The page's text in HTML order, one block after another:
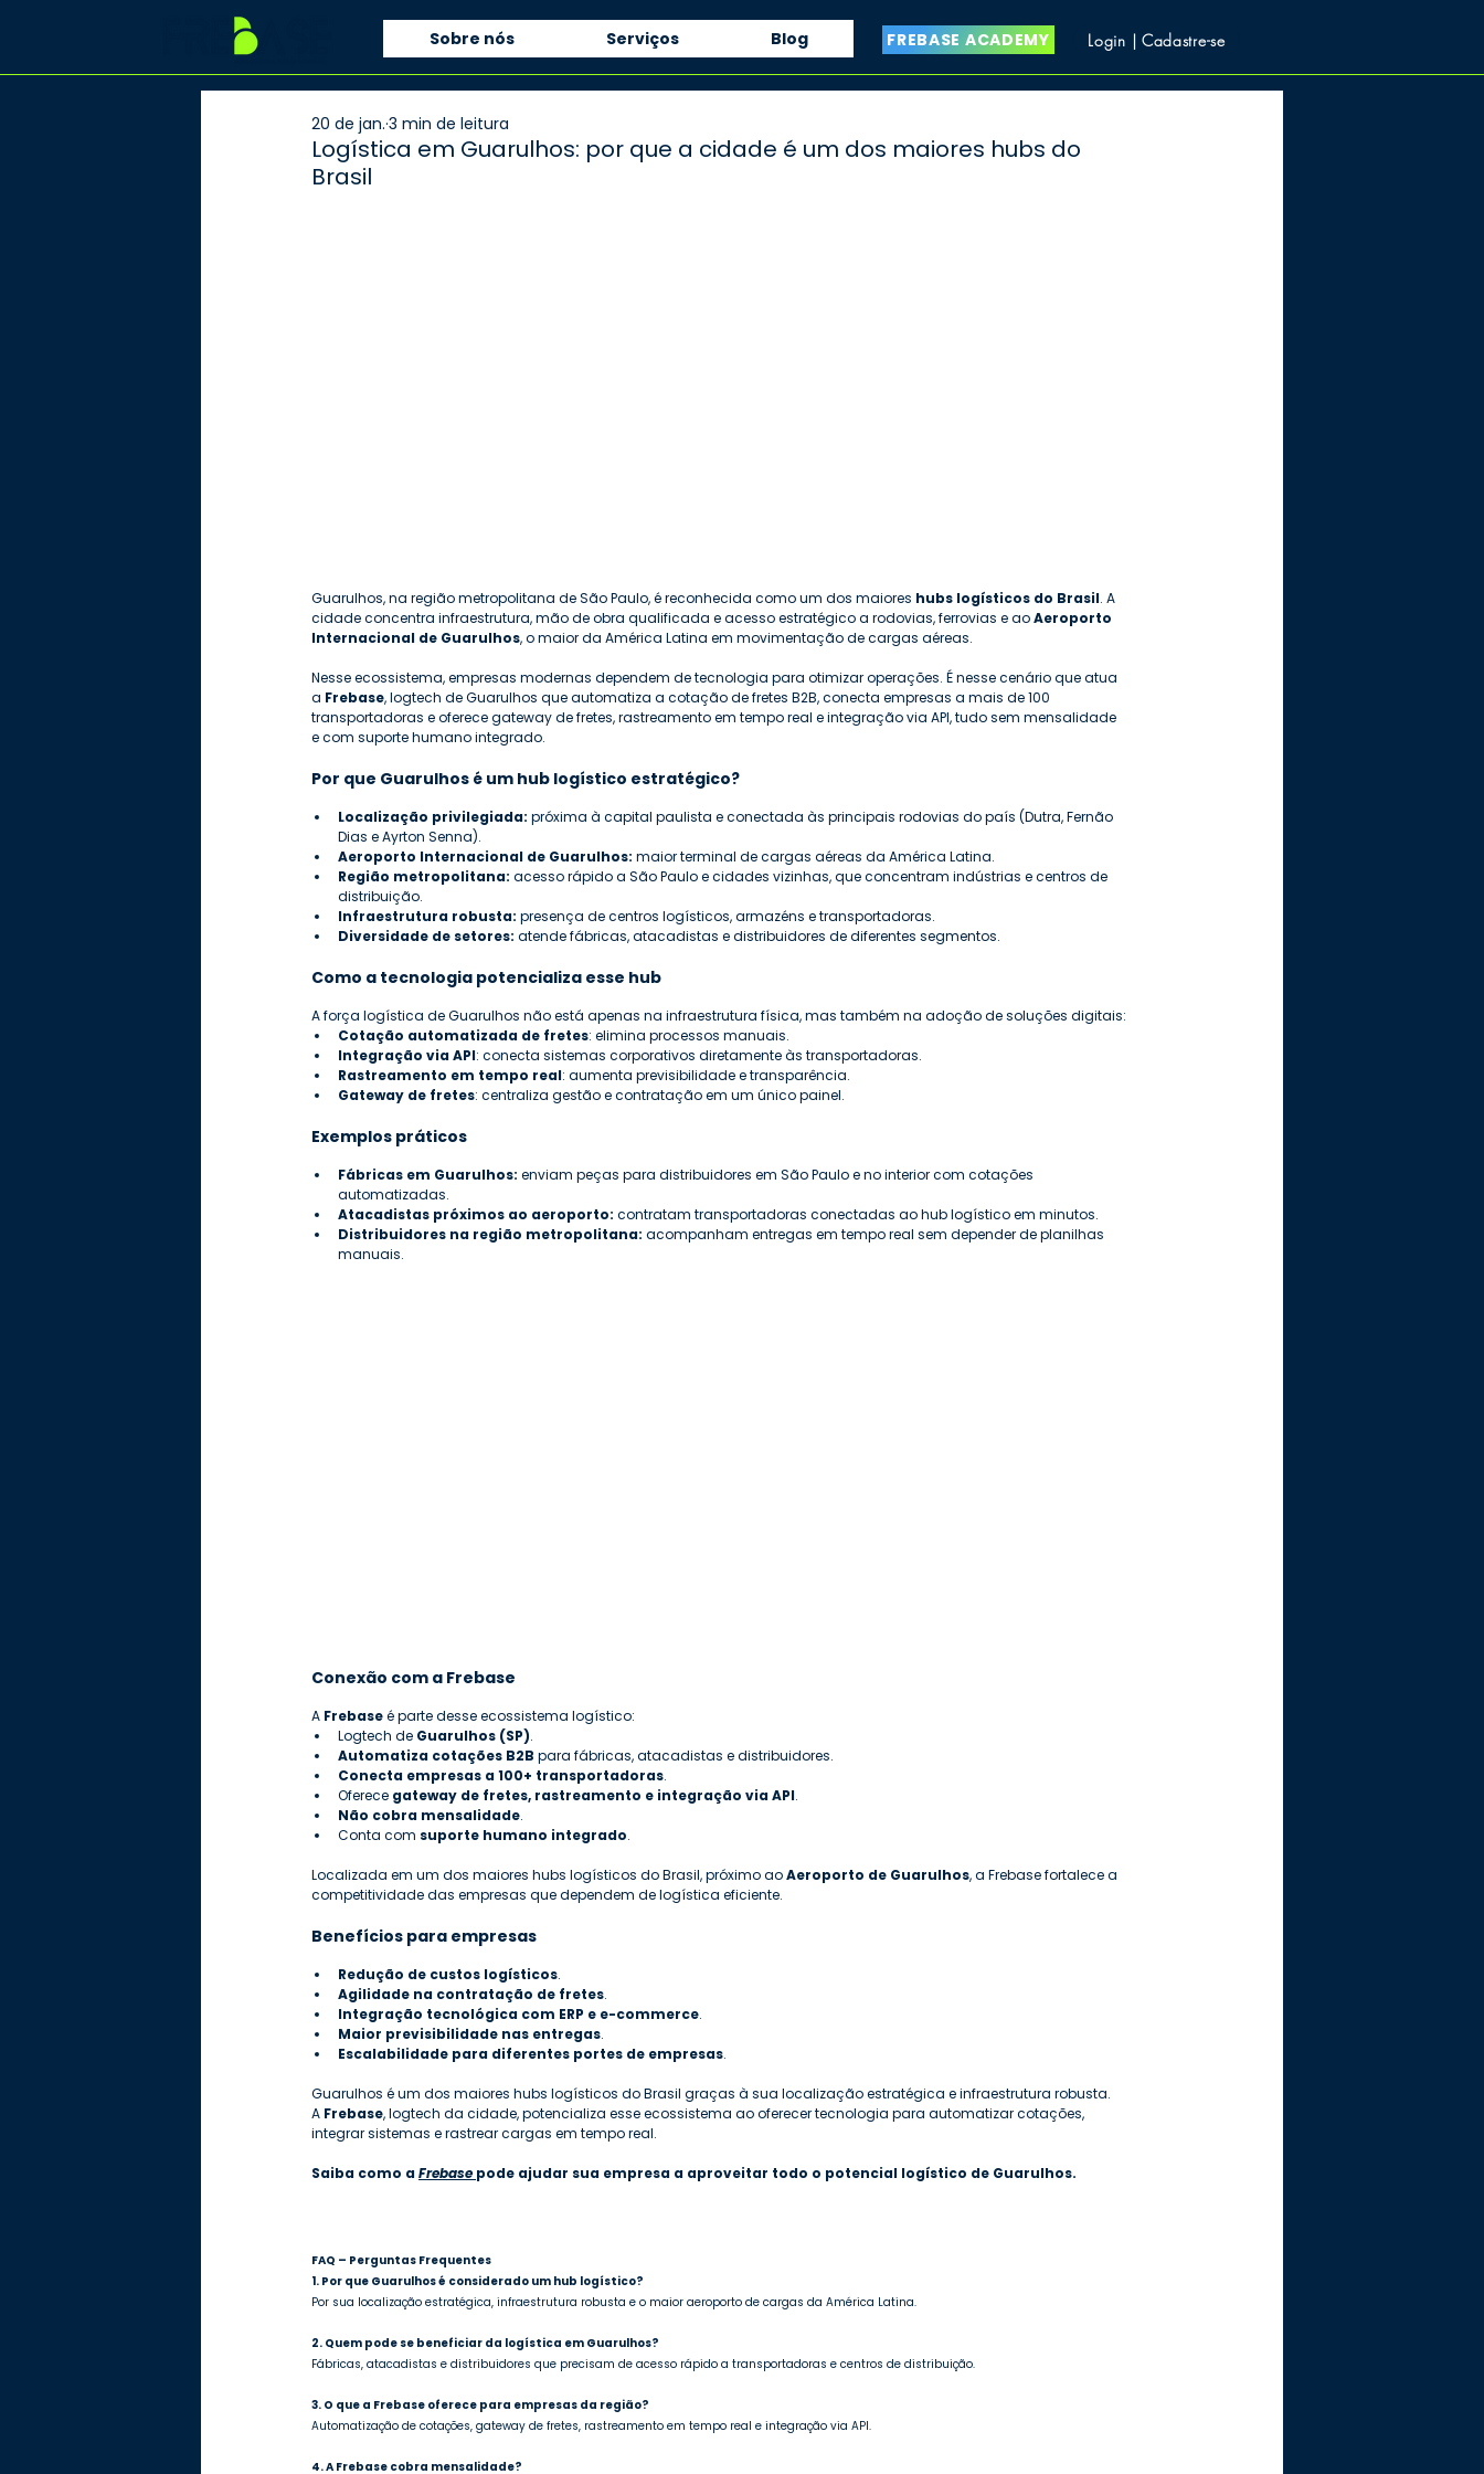
Sobre nós Serviços Blog FREBASE ACADEMY Login | Cadastre-se
Logística em Guarulhos: por que a cidade é um dos maiores hubs do
Brasil
20 de jan. 3 min de leitura
Guarulhos, na região metropolitana de São Paulo, é reconhecida como um dos maiores hubs logísticos do Brasil. A
cidade concentra infraestrutura, mão de obra qualificada e acesso estratégico a rodovias, ferrovias e ao Aeroporto
Internacional de Guarulhos, o maior da América Latina em movimentação de cargas aéreas.
Nesse ecossistema, empresas modernas dependem de tecnologia para otimizar operações. É nesse cenário que atua
a Frebase, logtech de Guarulhos que automatiza a cotação de fretes B2B, conecta empresas a mais de 100
transportadoras e oferece gateway de fretes, rastreamento em tempo real e integração via API, tudo sem mensalidade
e com suporte humano integrado.
Por que Guarulhos é um hub logístico estratégico?
Localização privilegiada: próxima à capital paulista e conectada às principais rodovias do país (Dutra, Fernão
Dias e Ayrton Senna).
Aeroporto Internacional de Guarulhos: maior terminal de cargas aéreas da América Latina.
Região metropolitana: acesso rápido a São Paulo e cidades vizinhas, que concentram indústrias e centros de
distribuição.
Infraestrutura robusta: presença de centros logísticos, armazéns e transportadoras.
Diversidade de setores: atende fábricas, atacadistas e distribuidores de diferentes segmentos.
Como a tecnologia potencializa esse hub
A força logística de Guarulhos não está apenas na infraestrutura física, mas também na adoção de soluções digitais:
Cotação automatizada de fretes: elimina processos manuais.
Integração via API: conecta sistemas corporativos diretamente às transportadoras.
Rastreamento em tempo real: aumenta previsibilidade e transparência.
Gateway de fretes: centraliza gestão e contratação em um único painel.
Exemplos práticos
Fábricas em Guarulhos: enviam peças para distribuidores em São Paulo e no interior com cotações
automatizadas.
Atacadistas próximos ao aeroporto: contratam transportadoras conectadas ao hub logístico em minutos.
Distribuidores na região metropolitana: acompanham entregas em tempo real sem depender de planilhas
manuais.
Conexão com a Frebase
A Frebase é parte desse ecossistema logístico:
Logtech de Guarulhos (SP).
Automatiza cotações B2B para fábricas, atacadistas e distribuidores.
Conecta empresas a 100+ transportadoras.
Oferece gateway de fretes, rastreamento e integração via API.
Não cobra mensalidade.
Conta com suporte humano integrado.
Localizada em um dos maiores hubs logísticos do Brasil, próximo ao Aeroporto de Guarulhos, a Frebase fortalece a
competitividade das empresas que dependem de logística eficiente.
Benefícios para empresas
Redução de custos logísticos.
Agilidade na contratação de fretes.
Integração tecnológica com ERP e e-commerce.
Maior previsibilidade nas entregas.
Escalabilidade para diferentes portes de empresas.
Guarulhos é um dos maiores hubs logísticos do Brasil graças à sua localização estratégica e infraestrutura robusta.
A Frebase, logtech da cidade, potencializa esse ecossistema ao oferecer tecnologia para automatizar cotações,
integrar sistemas e rastrear cargas em tempo real.
Saiba como a Frebase pode ajudar sua empresa a aproveitar todo o potencial logístico de Guarulhos.
FAQ – Perguntas Frequentes
1. Por que Guarulhos é considerado um hub logístico?
Por sua localização estratégica, infraestrutura robusta e o maior aeroporto de cargas da América Latina.
2. Quem pode se beneficiar da logística em Guarulhos?
Fábricas, atacadistas e distribuidores que precisam de acesso rápido a transportadoras e centros de distribuição.
3. O que a Frebase oferece para empresas da região?
Automatização de cotações, gateway de fretes, rastreamento em tempo real e integração via API.
4. A Frebase cobra mensalidade?